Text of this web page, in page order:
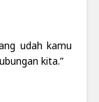
udah kamu
kita.”